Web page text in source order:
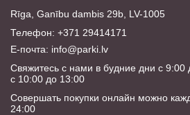
Rīga, Ganību dambis 29b, LV-1005
Телефон: +371 29414171
E-почта: info@parki.lv
Свяжитесь с нами в будние дни с 9:00
с 10:00 до 13:00
Совершать покупки онлайн можно
24:00